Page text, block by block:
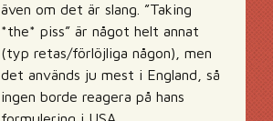
även om det är slang. ”Taking
*the* piss” är något helt annat
(typ retas/förlöjliga någon), men
det används ju mest i England, så
ingen borde reagera på hans